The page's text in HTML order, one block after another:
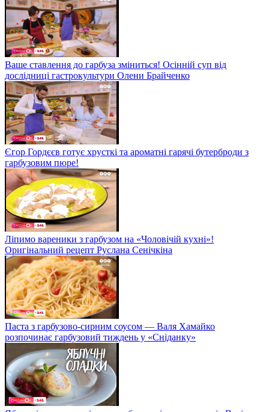
Ваше ставлення до гарбуза зміниться! Осінній суп від
дослідниці гастрокультури Олени Брайченко
Єгор Гордєєв готує хрусткі та ароматні гарячі бутерброди з
гарбузовим пюре!
Ліпимо вареники з гарбузом на «Чоловічій кухні»!
Оригінальний рецепт Руслана Сенічкіна
Паста з гарбузово-сирним соусом — Валя Хамайко
розпочинає гарбузовий тиждень у «Сніданку»